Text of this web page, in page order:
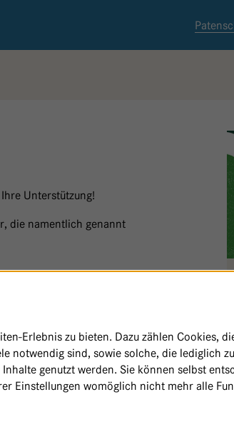
Unterstützung!
die namentlich genannt
Erlebnis zu bieten. Dazu zählen Cookies,
notwendig sind, sowie solche, die lediglich
genutzt werden. Sie können selbst
Einstellungen womöglich nicht mehr alle